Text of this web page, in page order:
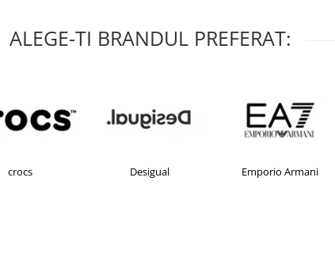
ALEGE-TI BRANDUL PREFERAT:
crocs Desigual Emporio Armani